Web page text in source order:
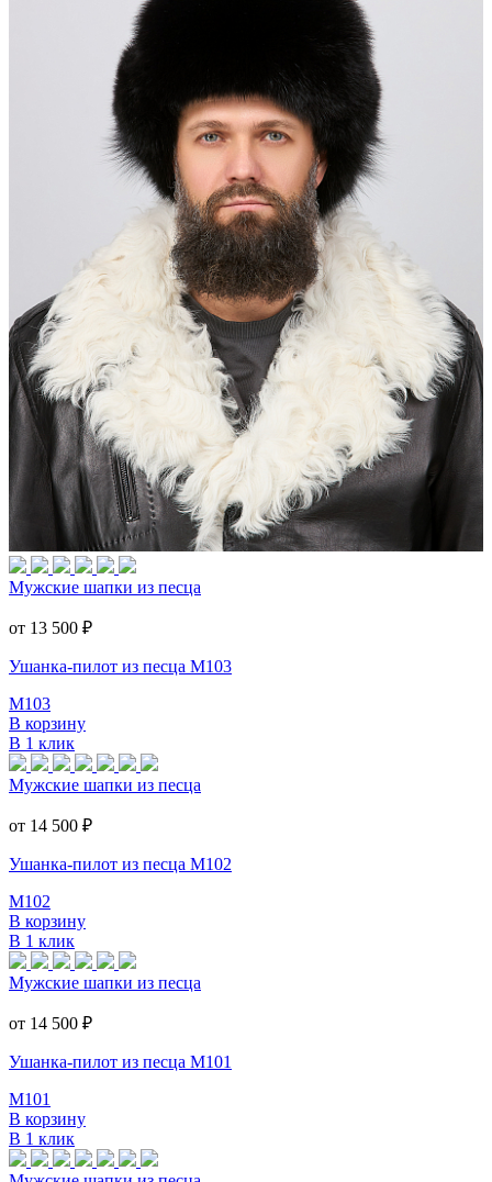
Мужские шапки из песца
от 13 500 ₽
Ушанка-пилот из песца M103
M103
В корзину
В 1 клик
Мужские шапки из песца
от 14 500 ₽
Ушанка-пилот из песца M102
M102
В корзину
В 1 клик
Мужские шапки из песца
от 14 500 ₽
Ушанка-пилот из песца M101
M101
В корзину
В 1 клик